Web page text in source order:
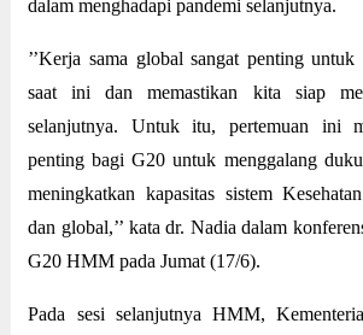
dalam menghadapi pandemi selanjutnya.
’’Kerja sama global sangat penting untuk
saat ini dan memastikan kita siap
selanjutnya. Untuk itu, pertemuan ini
penting bagi G20 untuk menggalang
meningkatkan kapasitas sistem
dan global,’’ kata dr. Nadia dalam
G20 HMM pada Jumat (17/6).
Pada sesi selanjutnya HMM,